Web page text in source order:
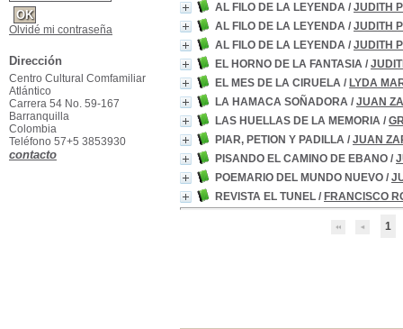
AL FILO DE LA LEYENDA / JUDITH
AL FILO DE LA LEYENDA / JUDITH
AL FILO DE LA LEYENDA / JUDITH
EL HORNO DE LA FANTASIA /
EL MES DE LA CIRUELA / LYDA
LA HAMACA SOÑADORA / JUAN
LAS HUELLAS DE LA MEMORIA /
PIAR, PETION Y PADILLA / JUAN
PISANDO EL CAMINO DE EBANO /
POEMARIO DEL MUNDO NUEVO /
REVISTA EL TUNEL / FRANCISCO
1
Olvidé mi contraseña
Dirección
Centro Cultural Comfamiliar
Atlántico
Carrera 54 No. 59-167
Barranquilla
Colombia
Teléfono 57+5 3853930
contacto